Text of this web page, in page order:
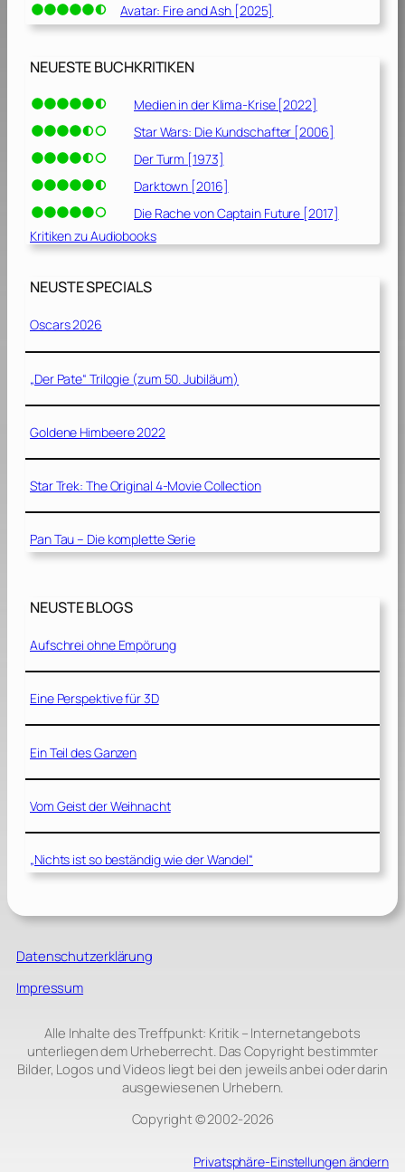
Avatar: Fire and Ash [2025]
NEUESTE BUCHKRITIKEN
Medien in der Klima-Krise [2022]
Star Wars: Die Kundschafter [2006]
Der Turm [1973]
Darktown [2016]
Die Rache von Captain Future [2017]
Kritiken zu Audiobooks
NEUSTE SPECIALS
Oscars 2026
„Der Pate“ Trilogie (zum 50. Jubiläum)
Goldene Himbeere 2022
Star Trek: The Original 4-Movie Collection
Pan Tau – Die komplette Serie
NEUSTE BLOGS
Aufschrei ohne Empörung
Eine Perspektive für 3D
Ein Teil des Ganzen
Vom Geist der Weihnacht
„Nichts ist so beständig wie der Wandel“
Datenschutzerklärung
Impressum
Alle Inhalte des Treffpunkt: Kritik – Internetangebots
unterliegen dem Urheberrecht. Das Copyright bestimmter
Bilder, Logos und Videos liegt bei den jeweils anbei oder darin
ausgewiesenen Urhebern.
Copyright © 2002‑2026
Privatsphäre-Einstellungen ändern